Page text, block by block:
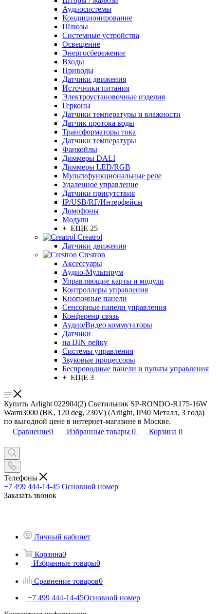
Аудиосистемы
Кондиционирование
Шлюзы
Системные устройства
Освещение
Энергосбережение
Входы
Приводы
Датчики движения
Источники питания
Электроустановочные изделия
Герконы
Датчики температуры и влажности
Датчик протока воды
Трансформаторы тока
Датчики температуры
Фанкойлы
Диммеры DALI
Диммеры LED/RGB
Мультифункциональные реле
Удаленное управление
Датчики присутствия
IP/USB/RF/Интерфейсы
Домофоны
Модули
+ ЕЩЕ 25
Creatrol
Датчики движения
Crestron
Аксессуары
Аудио-Мультирум
Управляющие карты и модули
Контроллеры управления
Кнопочные панели
Сенсорные панели управления
Конференц связь
Аудио/Видео коммутаторы
Датчики
на DIN рейку
Системы управления
Звуковые процессоры
Беспроводные панели и пульты управления
+ ЕЩЕ 3
Купить Arlight 022904(2) Светильник SP-RONDO-R175-16W
Warm3000 (BK, 120 deg, 230V) (Arlight, IP40 Металл, 3 года)
по выгодной цене в интернет-магазине в Москве.
Сравнение0 Избранные товары 0 Корзина 0
Телефоны
+7 499 444-14-45 Основной номер
Заказать звонок
Личный кабинет
Корзина0
Избранные товары0
Сравнение товаров0
+7 499 444-14-45Основной номер